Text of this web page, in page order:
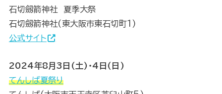
石切劔箭神社 夏季大祭
石切劔箭神社(東大阪市東石切町1)
公式サイト
2024年8月3日(土)・4日(日)
てんしば夏祭り